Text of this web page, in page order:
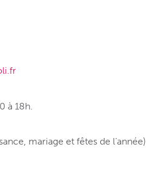
à 18h.
mariage et fêtes de l’année)